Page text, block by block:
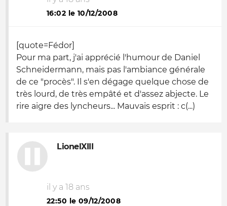
16:02 le 10/12/2008
[quote=Fédor]
Pour ma part, j'ai apprécié l'humour de Daniel
Schneidermann, mais pas l'ambiance générale
de ce "procès". Il s'en dégage quelque chose de
très lourd, de très empâté et d'assez abjecte. Le
rire aigre des lyncheurs... Mauvais esprit : c(...)
LionelXIII
il y a 18 ans
22:50 le 09/12/2008